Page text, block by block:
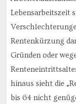
Lebensarbeitszeit
Rentenkürzung
Gründen oder
hinaus sieht die
bis 64 nicht